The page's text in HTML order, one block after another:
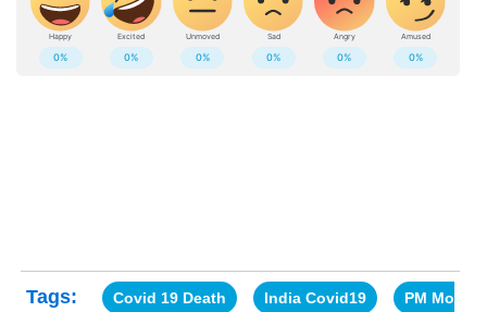
Tags: Covid 19 Death India Covid19 PM Modi